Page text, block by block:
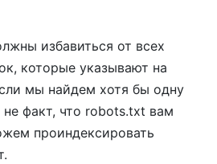
избавиться от всех
которые указывают на
мы найдем хотя бы одну
факт, что robots.txt вам
проиндексировать